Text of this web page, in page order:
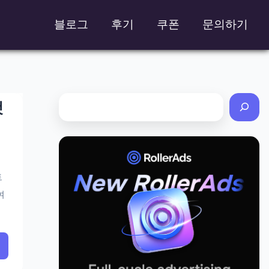
블로그 후기 쿠폰 문의하기